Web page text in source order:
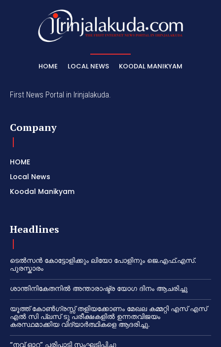
HOME LOCAL NEWS KOODAL MANIKYAM
First News Portal in Irinjalakuda.
Company
HOME
Local News
Koodal Manikyam
Headlines
ടെൽസൻ കോട്ടോളിക്കും ലിയോ പോളിനും ജെ.എഫ്.എസ്.
പുരസ്കാരം
ശാന്തിനികേതനിൽ അന്താരാഷ്ട്ര യോഗ ദിനം ആചരിച്ചു
യൂത്ത് കോൺഗ്രസ്സ് തളിയക്കോണം മേഖല കമ്മറ്റി എസ് എസ്
എൽ സി പ്ലസ് ടു പരീക്ഷകളിൽ ഉന്നതവിജയം
കരസ്ഥമാക്കിയ വിദ്യാർത്ഥികളെ ആദരിച്ചു.
“നവ് ഓറ” പരിപാടി സംഘടിപ്പിച്ചു